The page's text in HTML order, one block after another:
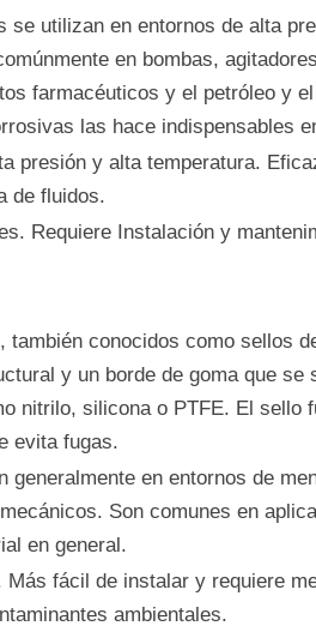
utilizan en entornos de alta
en bombas,
farmacéuticos y el petróleo y
las hace indispensables
presión y alta temperatura.
de fluidos.
Requiere Instalación y
conocidos como sellos
y un borde de goma que se
nitrilo, silicona o PTFE. El sello
evita fugas.
en entornos de
Son comunes en
en general.
fácil de instalar y requiere
ambientales.